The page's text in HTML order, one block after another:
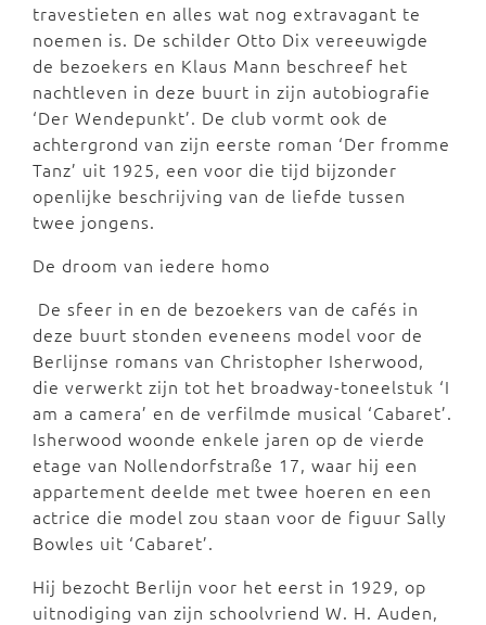
travestieten en alles wat nog extravagant te
noemen is. De schilder Otto Dix vereeuwigde
de bezoekers en Klaus Mann beschreef het
nachtleven in deze buurt in zijn autobiografie
‘Der Wendepunkt’. De club vormt ook de
achtergrond van zijn eerste roman ‘Der fromme
Tanz’ uit 1925, een voor die tijd bijzonder
openlijke beschrijving van de liefde tussen
twee jongens.
De droom van iedere homo
De sfeer in en de bezoekers van de cafés in
deze buurt stonden eveneens model voor de
Berlijnse romans van Christopher Isherwood,
die verwerkt zijn tot het broadway-toneelstuk ‘I
am a camera’ en de verfilmde musical ‘Cabaret’.
Isherwood woonde enkele jaren op de vierde
etage van Nollendorfstraße 17, waar hij een
appartement deelde met twee hoeren en een
actrice die model zou staan voor de figuur Sally
Bowles uit ‘Cabaret’.
Hij bezocht Berlijn voor het eerst in 1929, op
uitnodiging van zijn schoolvriend W. H. Auden,